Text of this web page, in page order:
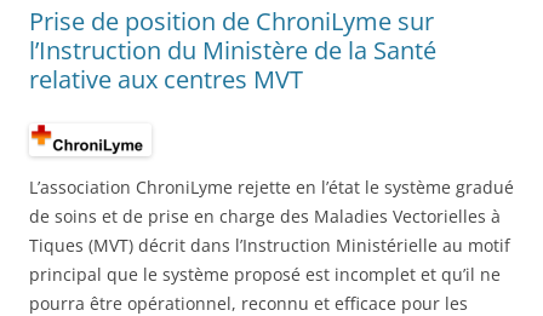
Prise de position de ChroniLyme sur
l’Instruction du Ministère de la Santé
relative aux centres MVT
L’association ChroniLyme rejette en l’état le système gradué
de soins et de prise en charge des Maladies Vectorielles à
Tiques (MVT) décrit dans l’Instruction Ministérielle au motif
principal que le système proposé est incomplet et qu’il ne
pourra être opérationnel, reconnu et efficace pour les